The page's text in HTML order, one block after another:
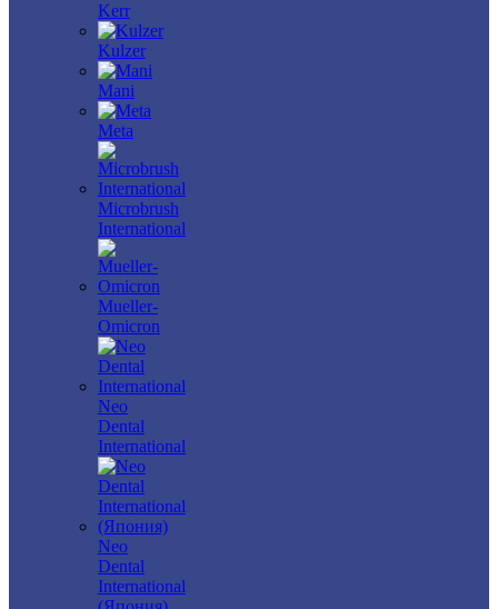
Kerr
Kulzer
Mani
Meta
Microbrush
International
Mueller-
Omicron
Neo
Dental
International
Neo
Dental
International